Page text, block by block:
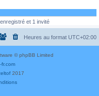
et 1 invité
Heures au format UTC+02:00
© phpBB Limited
2017